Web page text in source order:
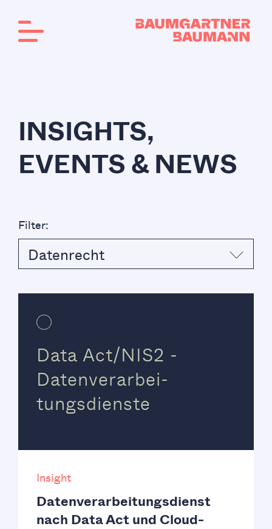
INSIGHTS,
EVENTS & NEWS
Filter:
Datenrecht
Data Act/NIS2 -
Datenverarbei-
tungsdienste
Insight
Datenverarbeitungsdienst
nach Data Act und Cloud-